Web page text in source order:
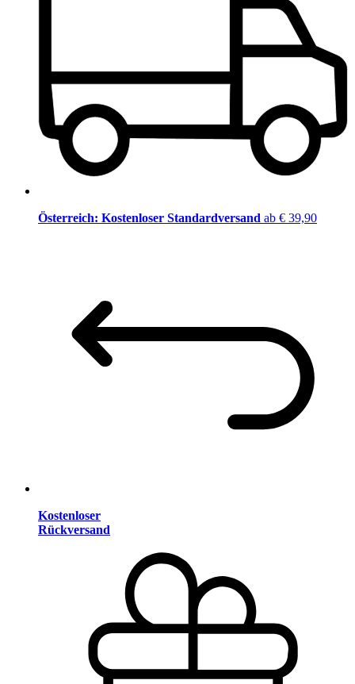
Österreich: Kostenloser Standardversand ab € 39,90
Kostenloser
Rückversand